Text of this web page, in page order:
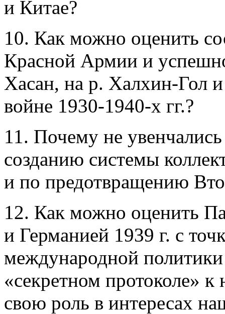
и Китае?
10. Как можно оценить
Красной Армии и
Хасан, на р. Халхин-Гол
войне 1930-1940-х гг.?
11. Почему не
созданию системы
и по предотвращению
12. Как можно оценить
и Германией 1939 г. с
международной политики
«секретном протоколе»
свою роль в интересах